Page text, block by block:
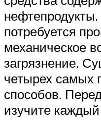
потребуется
механическое
загрязнение.
четырех самых
способов.
изучите